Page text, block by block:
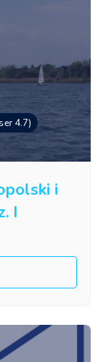
4.7)
i
I